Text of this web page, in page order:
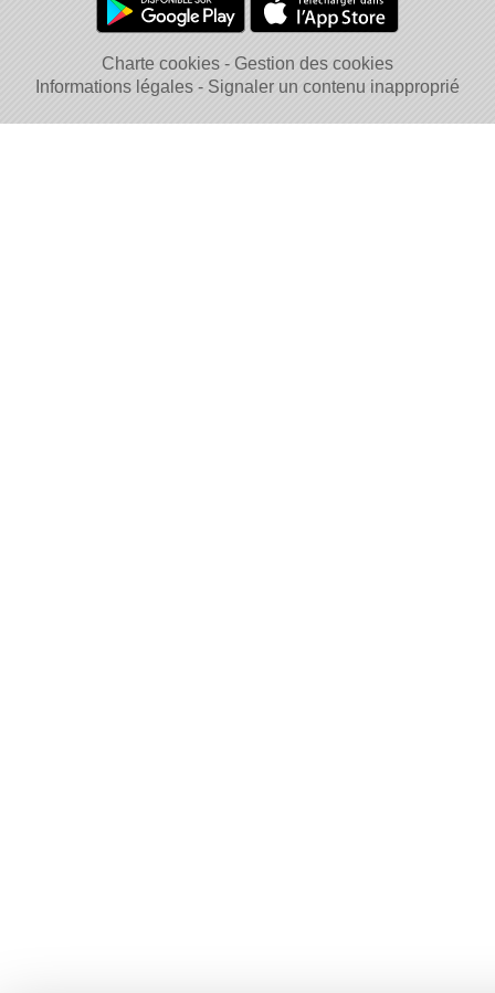
Charte cookies
Gestion des cookies
Informations légales
Signaler un contenu inapproprié